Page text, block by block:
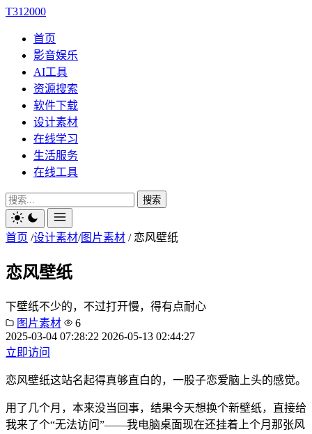
T312000
首页
影音娱乐
AI工具
资源搜索
软件下载
设计素材
在线学习
生活服务
在线工具
搜索
首页 /设计素材/图片素材 / 恋风壁纸
恋风壁纸
下壁纸不少的，不过打开慢，得有点耐心
图片素材
6
2025-03-04 07:28:22 2026-05-13 02:44:27
立即访问
恋风壁纸这站名起得真够直白的，一股子恋爱脑上头的感觉。
用了几个月，本来没当回事，结果今天想换个新壁纸，直接给
我来了个“无法访问”——我电脑桌面现在还挂着上个月那张风